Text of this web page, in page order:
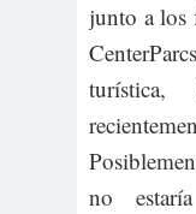
junto a los
turística,
no